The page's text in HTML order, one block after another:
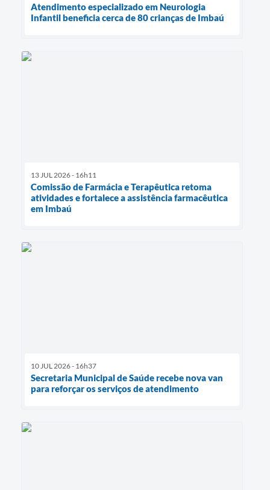
Atendimento especializado em Neurologia
Infantil beneficia cerca de 80 crianças de Imbaú
13 JUL 2026 - 16h11
Comissão de Farmácia e Terapêutica retoma
atividades e fortalece a assistência farmacêutica
em Imbaú
10 JUL 2026 - 16h37
Secretaria Municipal de Saúde recebe nova van
para reforçar os serviços de atendimento